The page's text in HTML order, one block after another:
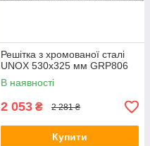
Решітка з хромованої сталі
UNOX 530x325 мм GRP806
В наявності
2 053 ₴ 2 281 ₴
Купити